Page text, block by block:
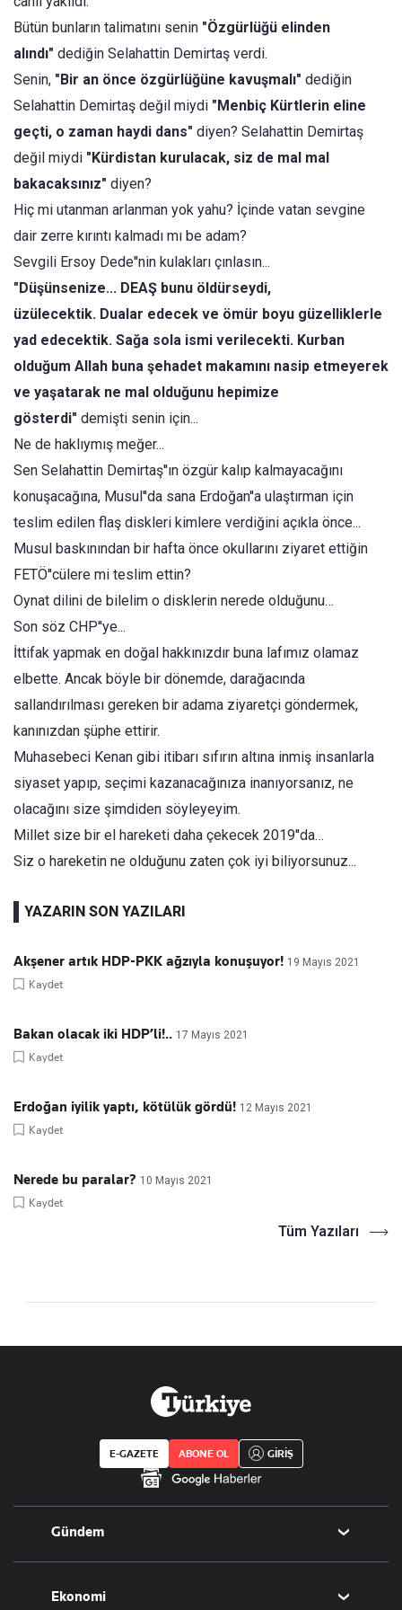
Bütün bunların talimatını senin "Özgürlüğü elinden
alındı" dediğin Selahattin Demirtaş verdi.
Senin, "Bir an önce özgürlüğüne kavuşmalı" dediğin
Selahattin Demirtaş değil miydi "Menbiç Kürtlerin eline
geçti, o zaman haydi dans" diyen? Selahattin Demirtaş
değil miydi "Kürdistan kurulacak, siz de mal mal
bakacaksınız" diyen?
Hiç mi utanman arlanman yok yahu? İçinde vatan sevgine
dair zerre kırıntı kalmadı mı be adam?
Sevgili Ersoy Dede''nin kulakları çınlasın...
"Düşünsenize... DEAŞ bunu öldürseydi,
üzülecektik. Dualar edecek ve ömür boyu güzelliklerle
yad edecektik. Sağa sola ismi verilecekti. Kurban
olduğum Allah buna şehadet makamını nasip etmeyerek
ve yaşatarak ne mal olduğunu hepimize
gösterdi" demişti senin için...
Ne de haklıymış meğer...
Sen Selahattin Demirtaş''ın özgür kalıp kalmayacağını
konuşacağına, Musul''da sana Erdoğan''a ulaştırman için
teslim edilen flaş diskleri kimlere verdiğini açıkla önce...
Musul baskınından bir hafta önce okullarını ziyaret ettiğin
FETÖ''cülere mi teslim ettin?
Oynat dilini de bilelim o disklerin nerede olduğunu…
Son söz CHP''ye...
İttifak yapmak en doğal hakkınızdır buna lafımız olamaz
elbette. Ancak böyle bir dönemde, darağacında
sallandırılması gereken bir adama ziyaretçi göndermek,
kanınızdan şüphe ettirir.
Muhasebeci Kenan gibi itibarı sıfırın altına inmiş insanlarla
siyaset yapıp, seçimi kazanacağınıza inanıyorsanız, ne
olacağını size şimdiden söyleyeyim.
Millet size bir el hareketi daha çekecek 2019''da…
Siz o hareketin ne olduğunu zaten çok iyi biliyorsunuz...
YAZARIN SON YAZILARI
Akşener artık HDP-PKK ağzıyla konuşuyor! 19 Mayıs 2021
Kaydet
Bakan olacak iki HDP’li!.. 17 Mayıs 2021
Kaydet
Erdoğan iyilik yaptı, kötülük gördü! 12 Mayıs 2021
Kaydet
Nerede bu paralar? 10 Mayıs 2021
Kaydet
Tüm Yazıları
E-GAZETE ABONE OL GİRİŞ
Gündem
Politika
Eğitim
Ekonomi